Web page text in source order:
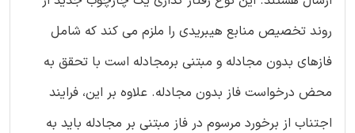
روند تخصیص منابع هیبریدی را ملزم می کند که شامل
فازهای بدون مجادله و مبتنی برمجادله است با تحقق به
محض درخواست فاز بدون مجادله. علاوه بر این، فرایند
اجتناب از برخورد مرسوم در فاز مبتنی بر مجادله باید به